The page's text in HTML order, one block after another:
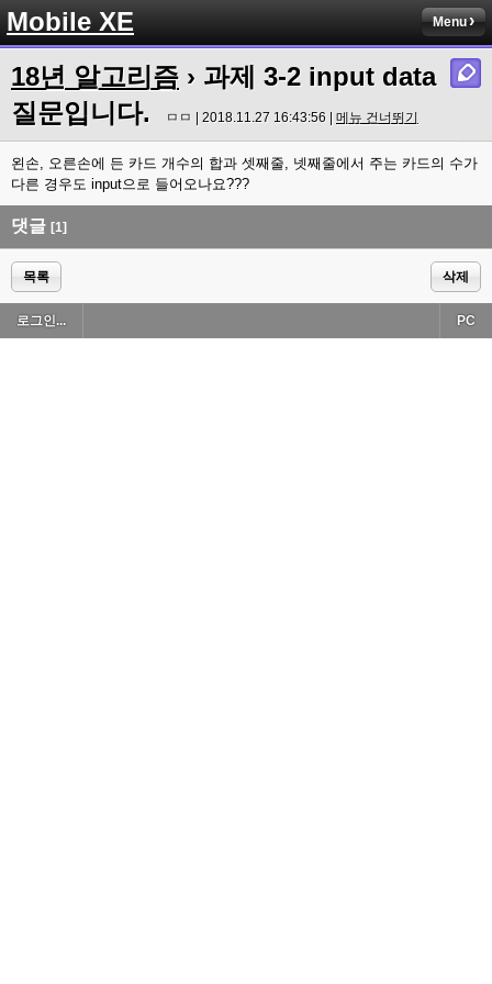
Mobile XE Menu
18년 알고리즘 › 과제 3-2 input data
질문입니다.
ㅁㅁ | 2018.11.27 16:43:56 | 메뉴 건너뛰기
왼손, 오른손에 든 카드 개수의 합과 셋째줄, 넷째줄에서 주는 카드의 수가
다른 경우도 input으로 들어오나요???
댓글 [1]
목록 삭제
로그인... PC